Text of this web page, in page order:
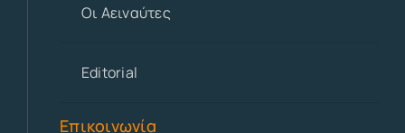
Οι Αειναύτες
Editorial
Επικοινωνία